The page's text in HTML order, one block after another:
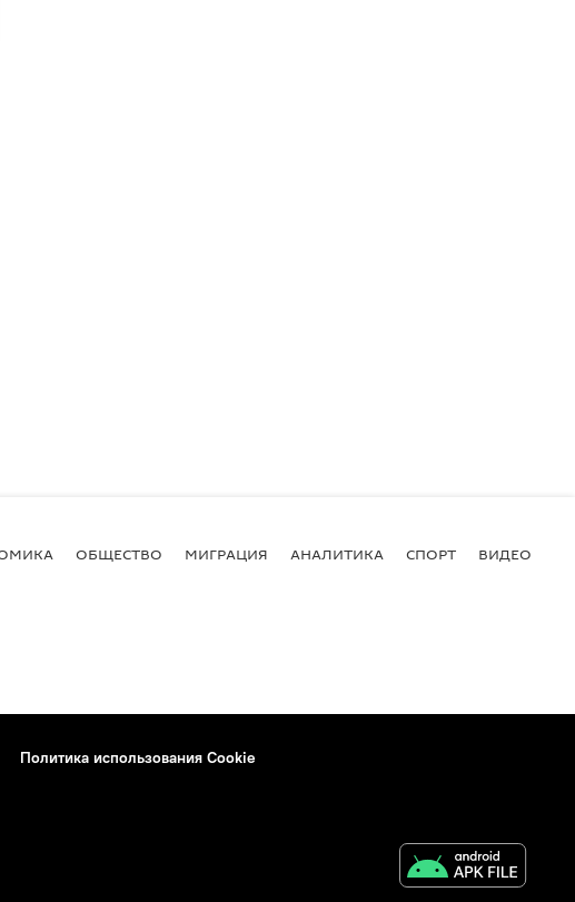
ОБЩЕСТВО МИГРАЦИЯ АНАЛИТИКА СПОРТ ВИДЕО
Политика использования Cookie